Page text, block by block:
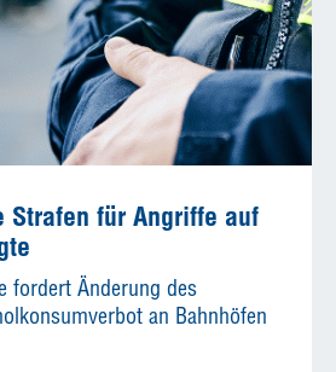
Strafen für Angriffe auf
fordert Änderung des
an Bahnhöfen